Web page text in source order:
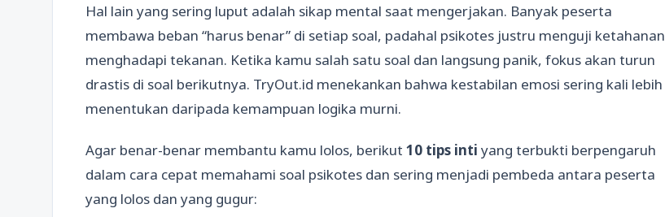
Hal lain yang sering luput adalah sikap mental saat mengerjakan. Banyak peserta
membawa beban “harus benar” di setiap soal, padahal psikotes justru menguji ketahanan
menghadapi tekanan. Ketika kamu salah satu soal dan langsung panik, fokus akan turun
drastis di soal berikutnya. TryOut.id menekankan bahwa kestabilan emosi sering kali lebih
menentukan daripada kemampuan logika murni.
Agar benar-benar membantu kamu lolos, berikut 10 tips inti yang terbukti berpengaruh
dalam cara cepat memahami soal psikotes dan sering menjadi pembeda antara peserta
yang lolos dan yang gugur: